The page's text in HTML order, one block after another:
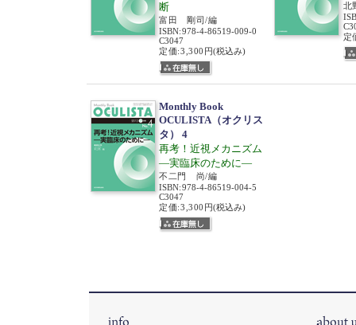
断
富田 剛司/編
ISBN:978-4-86519-009-0
C3047
定価:3,300円(税込み)
北
定
Monthly Book
OCULISTA（オクリス
タ） 4
再考！近視メカニズム
―実臨床のために―
不二門 尚/編
ISBN:978-4-86519-004-5
C3047
定価:3,300円(税込み)